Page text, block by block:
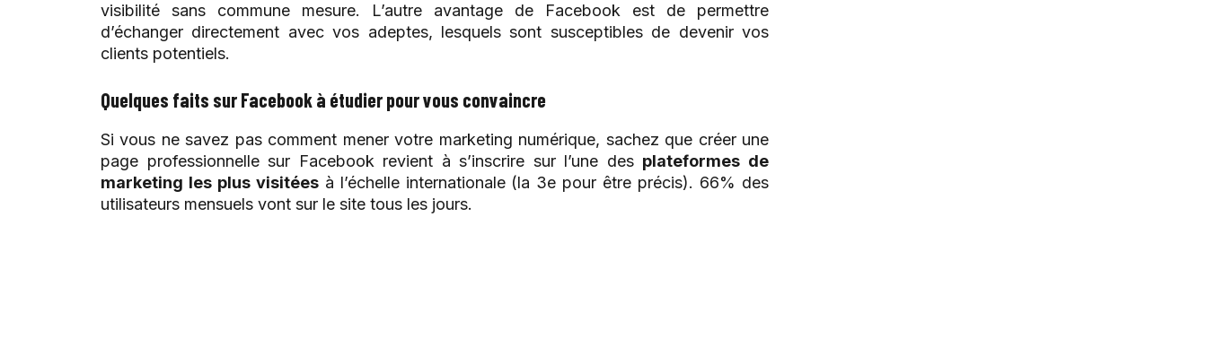
visibilité sans commune mesure. L’autre avantage de Facebook est de permettre
d’échanger directement avec vos adeptes, lesquels sont susceptibles de devenir vos
clients potentiels.
Quelques faits sur Facebook à étudier pour vous convaincre
Si vous ne savez pas comment mener votre marketing numérique, sachez que créer une
page professionnelle sur Facebook revient à s’inscrire sur l’une des plateformes de
marketing les plus visitéesà l’échelle internationale (la 3e pour être précis). 66% des
utilisateurs mensuels vont sur le site tous les jours.